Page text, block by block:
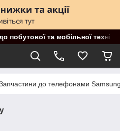
побутової та мобільної
до телефонами